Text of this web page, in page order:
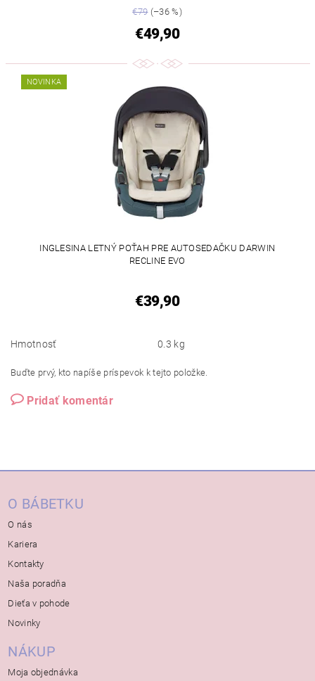
€79(–36 %)
€49,90
NOVINKA
INGLESINA LETNÝ POŤAH PRE AUTOSEDAČKU DARWIN
RECLINE EVO
€39,90
Hmotnosť 0.3 kg
Buďte prvý, kto napíše príspevok k tejto položke.
Pridať komentár
O BÁBETKU
O nás
Kariera
Kontakty
Naša poradňa
Dieťa v pohode
Novinky
NÁKUP
Moja objednávka